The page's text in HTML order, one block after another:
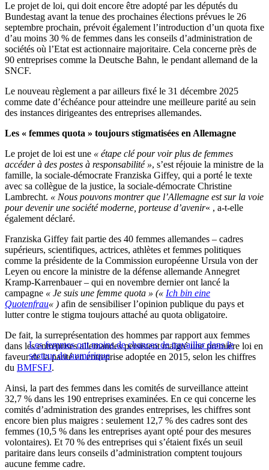
Le projet de loi, qui doit encore être adopté par les députés du
Bundestag avant la tenue des prochaines élections prévues le 26
septembre prochain, prévoit également l’introduction d’un quota fixe
d’au moins 30 % de femmes dans les conseils d’administration de
sociétés où l’Etat est actionnaire majoritaire. Cela concerne près de
90 entreprises comme la Deutsche Bahn, le pendant allemand de la
SNCF.
Le nouveau règlement a par ailleurs fixé le 31 décembre 2025
comme date d’échéance pour atteindre une meilleure parité au sein
des instances dirigeantes des entreprises allemandes.
Les « femmes quota » toujours stigmatisées en Allemagne
Le projet de loi est une « étape clé pour voir plus de femmes
accéder à des postes à responsabilité », s’est réjouie la ministre de la
famille, la sociale-démocrate Franziska Giffey, qui a porté le texte
avec sa collègue de la justice, la sociale-démocrate Christine
Lambrecht. « Nous pouvons montrer que l’Allemagne est sur la voie
pour devenir une société moderne, porteuse d’avenir« , a-t-elle
également déclaré.
Franziska Giffey fait partie des 40 femmes allemandes – cadres
supérieurs, scientifiques, actrices, athlètes et femmes politiques
comme la présidente de la Commission européenne Ursula von der
Leyen ou encore la ministre de la défense allemande Annegret
Kramp-Karrenbauer – qui en novembre dernier ont lancé la
campagne « Je suis une femme quota » (« Ich bin eine
Quotenfrau« ) afin de sensibiliser l’opinion publique du pays et
lutter contre le stigma toujours attaché au quota obligatoire.
Les femmes ont moins de chances de travailler dans le
secteur du numérique
De fait, la surreprésentation des hommes par rapport aux femmes
dans les entreprises allemandes persistent malgré une première loi en
faveur de la parité en entreprise adoptée en 2015, selon les chiffres
du BMFSFJ.
Ainsi, la part des femmes dans les comités de surveillance atteint
32,7 % dans les 190 entreprises examinées. En ce qui concerne les
comités d’administration des grandes entreprises, les chiffres sont
encore bien plus maigres : seulement 12,7 % des cadres sont des
femmes (10,5 % dans les entreprises ayant opté pour des mesures
volontaires). Et 70 % des entreprises qui s’étaient fixés un seuil
paritaire dans leurs conseils d’administration comptent toujours
aucune femme cadre.